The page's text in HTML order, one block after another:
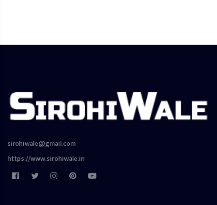
sirohiwale@gmail.com
https://www.sirohiwale.in